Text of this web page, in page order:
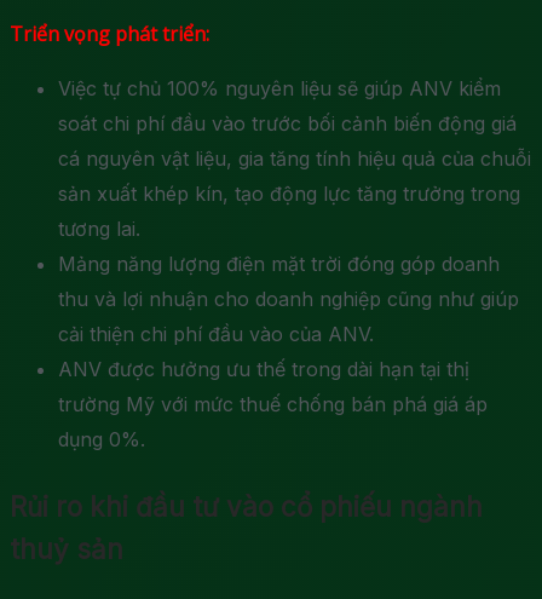
Triển vọng phát triển:
Việc tự chủ 100% nguyên liệu sẽ giúp ANV kiểm
soát chi phí đầu vào trước bối cảnh biến động giá
cá nguyên vật liệu, gia tăng tính hiệu quả của chuỗi
sản xuất khép kín, tạo động lực tăng trưởng trong
tương lai.
Mảng năng lượng điện mặt trời đóng góp doanh
thu và lợi nhuận cho doanh nghiệp cũng như giúp
cải thiện chi phí đầu vào của ANV.
ANV được hưởng ưu thế trong dài hạn tại thị
trường Mỹ với mức thuế chống bán phá giá áp
dụng 0%.
Rủi ro khi đầu tư vào cổ phiếu ngành
thuỷ sản